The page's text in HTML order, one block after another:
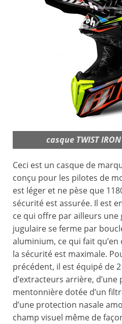
casque TWIST IRON
Ceci est un casque de
conçu pour les pilotes de
est léger et ne pèse que
sécurité est assurée. Il est
ce qui offre par ailleurs une
jugulaire se ferme par
aluminium, ce qui fait qu’en
la sécurité est maximale.
précédent, il est équipé de
d’extracteurs arrière, d’une
mentonnière dotée d’un
d’une protection nasale
champ visuel même de